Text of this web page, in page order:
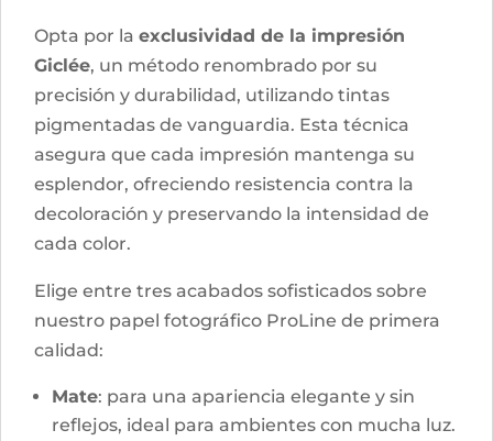
Opta por la exclusividad de la impresión
Giclée, un método renombrado por su
precisión y durabilidad, utilizando tintas
pigmentadas de vanguardia. Esta técnica
asegura que cada impresión mantenga su
esplendor, ofreciendo resistencia contra la
decoloración y preservando la intensidad de
cada color.
Elige entre tres acabados sofisticados sobre
nuestro papel fotográfico ProLine de primera
calidad:
Mate: para una apariencia elegante y sin
reflejos, ideal para ambientes con mucha luz.